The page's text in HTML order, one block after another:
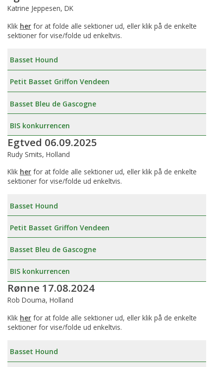
Katrine Jeppesen, DK
Klik her for at folde alle sektioner ud, eller klik på de enkelte
sektioner for vise/folde ud enkeltvis.
Basset Hound
Petit Basset Griffon Vendeen
Basset Bleu de Gascogne
BIS konkurrencen
Egtved 06.09.2025
Rudy Smits, Holland
Klik her for at folde alle sektioner ud, eller klik på de enkelte
sektioner for vise/folde ud enkeltvis.
Basset Hound
Petit Basset Griffon Vendeen
Basset Bleu de Gascogne
BIS konkurrencen
Rønne 17.08.2024
Rob Douma, Holland
Klik her for at folde alle sektioner ud, eller klik på de enkelte
sektioner for vise/folde ud enkeltvis.
Basset Hound